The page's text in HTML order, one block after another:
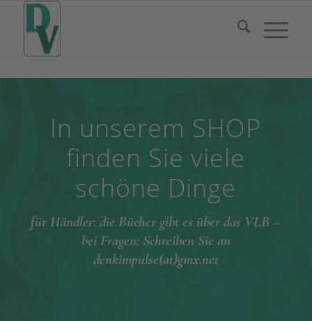
In unserem SHOP
finden Sie viele
schöne Dinge
für Händler: die Bücher gibt es über das VLB –
bei Fragen: Schreiben Sie an
denkimpulse(at)gmx.net